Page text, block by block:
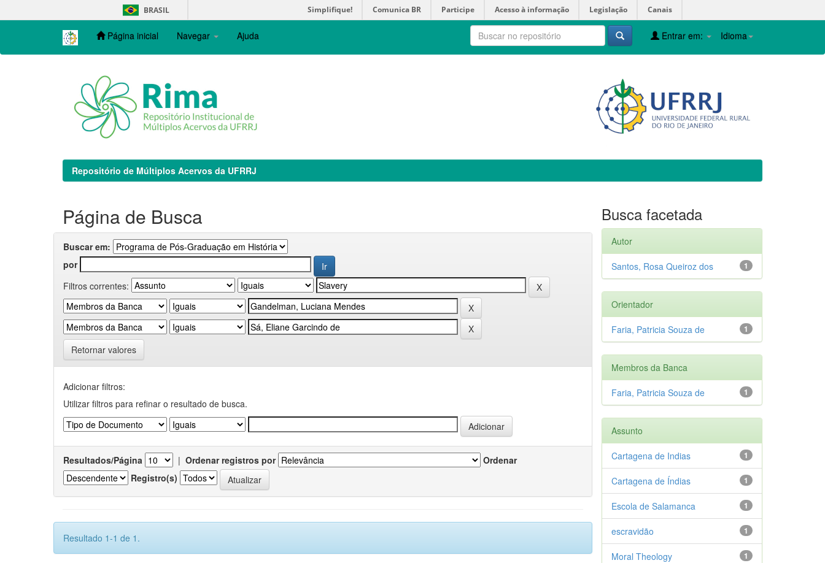
navigation
BRASIL Simplifique! Comunica BR Participe Acesso à informação Legislação Canais
Página inicial Navegar Ajuda Idioma
Entrar em:
Repositório de Múltiplos Acervos da UFRRJ
Página de Busca
Buscar em:
por
Filtros correntes:
Retornar valores
Adicionar filtros:
Utilizar filtros para refinar o resultado de busca.
Resultados/Página | Ordenar registros por
Ordenar
Registro(s)
Resultado 1-1 de 1.
Busca facetada
Autor
1
Santos, Rosa Queiroz dos
Orientador
1
Faria, Patricia Souza de
Membros da Banca
1
Faria, Patricia Souza de
Assunto
1
Cartagena de Indias
1
Cartagena de Índias
1
Escola de Salamanca
1
escravidão
1
Moral Theology